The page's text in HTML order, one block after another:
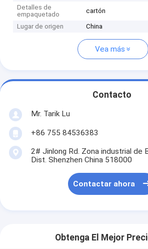
Detalles de
empaquetado
cartón
Lugar de origen China
Vea más
Contacto
Mr. Tarik Lu
+86 755 84536383
2# Jinlong Rd. Zona industrial de
Dist. Shenzhen China 518000
Contactar ahora
Obtenga El Mejor